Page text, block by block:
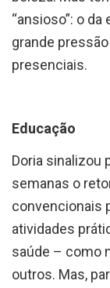
grande
presenciais.
Doria
semanas o
convencionais
atividades
saúde – como
outros. Mas,
conseguir